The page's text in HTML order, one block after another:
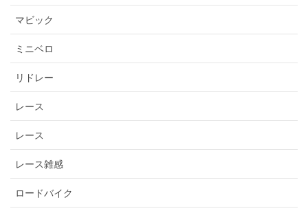
マビック
ミニベロ
リドレー
レース
レース
レース雑感
ロードバイク